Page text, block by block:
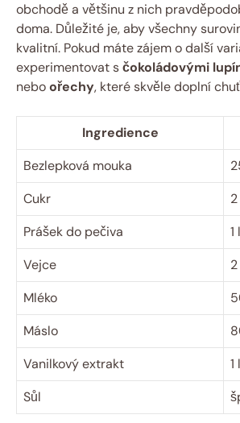
obchodě a většinu z nich
doma. Důležité je, aby všechny
kvalitní. Pokud máte zájem o další
experimentovat sčokoládovými
neboořechy, které skvěle doplní
Ingredience
Bezlepková mouka
Cukr
Prášek do pečiva
1
Vejce
2
Mléko
Máslo
Vanilkový extrakt
1
Sůl